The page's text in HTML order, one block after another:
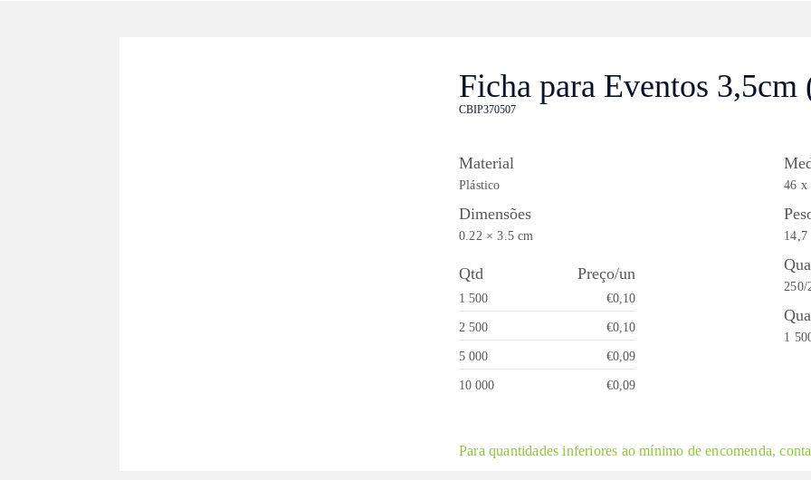
Ficha para Eventos 3,5cm
CBIP370507
Material
Plástico
Dimensões
0.22 × 3.5 cm
Qtd Preço/un
1 500 €0,10
2 500 €0,10
5 000 €0,09
10 000 €0,09
46 x
14,7
250/
1
Para quantidades inferiores ao mínimo de encomenda,